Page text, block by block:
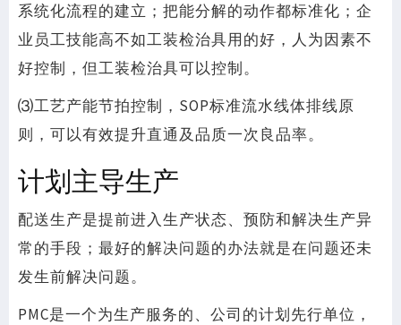
系统化流程的建立；把能分解的动作都标准化；企
业员工技能高不如工装检治具用的好，人为因素不
好控制，但工装检治具可以控制。
⑶工艺产能节拍控制，SOP标准流水线体排线原
则，可以有效提升直通及品质一次良品率。
计划主导生产
配送生产是提前进入生产状态、预防和解决生产异
常的手段；最好的解决问题的办法就是在问题还未
发生前解决问题。
PMC是一个为生产服务的、公司的计划先行单位，